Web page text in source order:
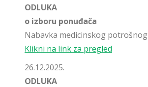
ODLUKA
o izboru ponuđača
Nabavka medicinskog
Klikni na link za pregled
26.12.2025.
ODLUKA